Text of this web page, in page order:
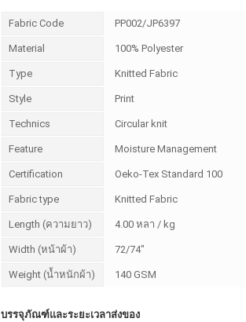
Fabric Code PP002/JP6397
Material 100% Polyester
Type Knitted Fabric
Style Print
Technics Circular knit
Feature Moisture Management
Certification Oeko-Tex Standard 100
Fabric type Knitted Fabric
Length (ความยาว) 4.00 หลา / kg
Width (หน้าผ้า) 72/74"
Weight (น้ำหนักผ้า) 140 GSM
บรรจุภัณฑ์และระยะเวลาส่งของ